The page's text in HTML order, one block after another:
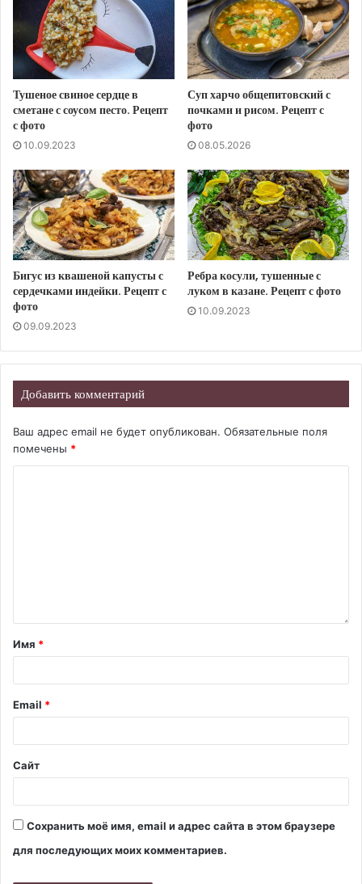
Тушеное свиное сердце в
сметане с соусом песто. Рецепт
с фото
10.09.2023
Суп харчо общепитовский с
почками и рисом. Рецепт с
фото
08.05.2026
Бигус из квашеной капусты с
сердечками индейки. Рецепт с
фото
09.09.2023
Ребра косули, тушенные с
луком в казане. Рецепт с фото
10.09.2023
Добавить комментарий
Ваш адрес email не будет опубликован. Обязательные поля
помечены *
Имя *
Email *
Сайт
Сохранить моё имя, email и адрес сайта в этом браузере
для последующих моих комментариев.